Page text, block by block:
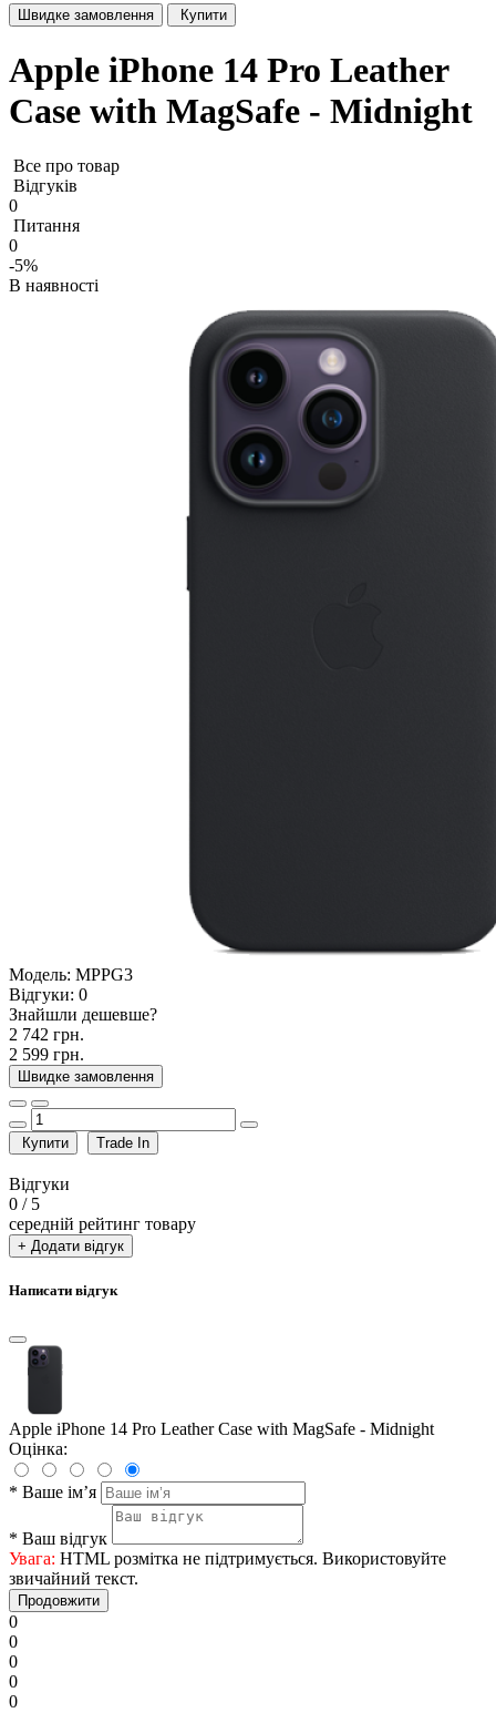
Швидке замовлення Купити
Apple iPhone 14 Pro Leather
Case with MagSafe - Midnight
Все про товар
Відгуків
0
Питання
0
-5%
В наявності
Модель: MPPG3
Відгуки: 0
Знайшли дешевше?
2 742 грн.
2 599 грн.
Швидке замовлення
Купити Trade In
Відгуки
0 / 5
середній рейтинг товару
+ Додати відгук
Написати відгук
Apple iPhone 14 Pro Leather Case with MagSafe - Midnight
Оцінка:
* Ваше ім’я
* Ваш відгук
Увага: HTML розмітка не підтримується. Використовуйте
звичайний текст.
Продовжити
0
0
0
0
0